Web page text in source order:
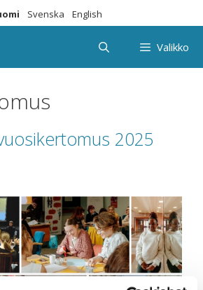
Svenska English
Valikko
2025